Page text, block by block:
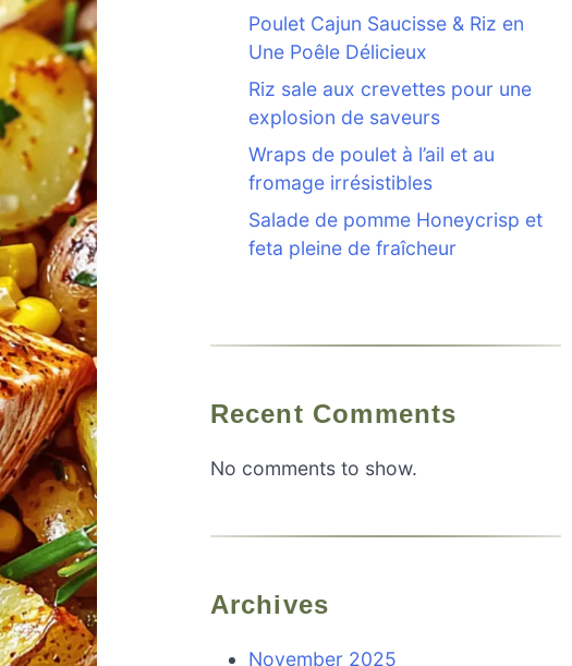
Poulet Cajun Saucisse & Riz en
Une Poêle Délicieux
Riz sale aux crevettes pour une
explosion de saveurs
Wraps de poulet à l’ail et au
fromage irrésistibles
Salade de pomme Honeycrisp et
feta pleine de fraîcheur
Recent Comments
No comments to show.
Archives
November 2025